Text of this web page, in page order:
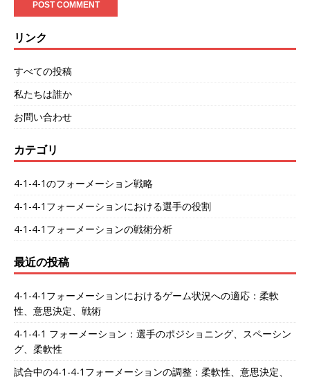
リンク
すべての投稿
私たちは誰か
お問い合わせ
カテゴリ
4-1-4-1のフォーメーション戦略
4-1-4-1フォーメーションにおける選手の役割
4-1-4-1フォーメーションの戦術分析
最近の投稿
4-1-4-1フォーメーションにおけるゲーム状況への適応：柔軟
性、意思決定、戦術
4-1-4-1 フォーメーション：選手のポジショニング、スペーシン
グ、柔軟性
試合中の4-1-4-1フォーメーションの調整：柔軟性、意思決定、